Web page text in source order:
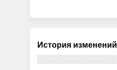
История изменений